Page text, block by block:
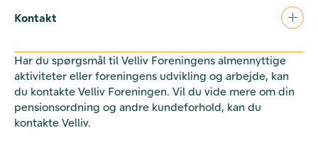
Kontakt
Har du spørgsmål til Velliv Foreningens almennyttige
aktiviteter eller foreningens udvikling og arbejde, kan
du kontakte Velliv Foreningen. Vil du vide mere om din
pensionsordning og andre kundeforhold, kan du
kontakte Velliv.